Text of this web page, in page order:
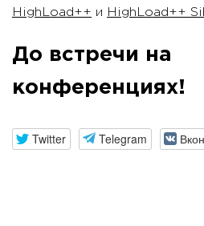
HighLoad++ и HighLoad++
До встречи на
конференциях!
Twitter Telegram